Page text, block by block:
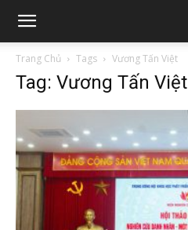
Trang Chủ Tags Vương Tấn Việt
Tag: Vương Tấn Việt